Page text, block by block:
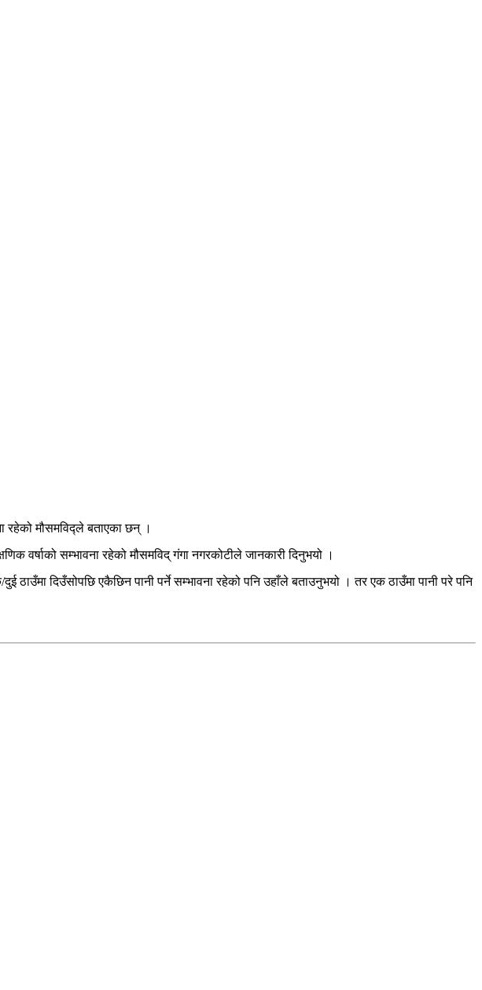
रहेको मौसमविद्ले बताएका छन् ।
वर्षाको सम्भावना रहेको मौसमविद् गंगा नगरकोटीले जानकारी दिनुभयो ।
ठाउँमा दिउँसोपछि एकैछिन पानी पर्ने सम्भावना रहेको पनि उहाँले बताउनुभयो । तर एक ठाउँमा पानी परे पनि